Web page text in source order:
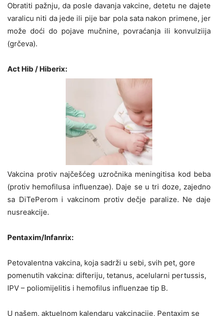
Obratiti pažnju, da posle davanja vakcine, detetu ne dajete
varalicu niti da jede ili pije bar pola sata nakon primene, jer
može doći do pojave mučnine, povraćanja ili konvulziija
(grčeva).
Act Hib / Hiberix:
Vakcina protiv najčešćeg uzročnika meningitisa kod beba
(protiv hemofilusa influenzae). Daje se u tri doze, zajedno
sa DiTePerom i vakcinom protiv dečje paralize. Ne daje
nusreakcije.
Pentaxim/Infanrix:
Petovalentna vakcina, koja sadrži u sebi, svih pet, gore
pomenutih vakcina: difteriju, tetanus, acelularni pertussis,
IPV – poliomijelitis i hemofilus influenzae tip B.
U našem, aktuelnom kalendaru vakcinacije, Pentaxim se